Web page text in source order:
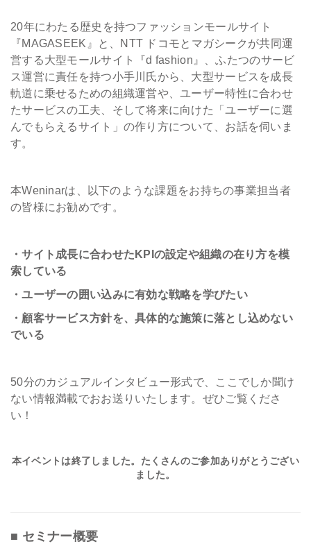
20年にわたる歴史を持つファッションモールサイト
『MAGASEEK』と、NTT ドコモとマガシークが共同運
営する大型モールサイト『d fashion』、ふたつのサービ
ス運営に責任を持つ小手川氏から、大型サービスを成長
軌道に乗せるための組織運営や、ユーザー特性に合わせ
たサービスの工夫、そして将来に向けた「ユーザーに選
んでもらえるサイト」の作り方について、お話を伺いま
す。
本Weninarは、以下のような課題をお持ちの事業担当者
の皆様にお勧めです。
・サイト成長に合わせたKPIの設定や組織の在り方を模
索している
・ユーザーの囲い込みに有効な戦略を学びたい
・顧客サービス方針を、具体的な施策に落とし込めない
でいる
50分のカジュアルインタビュー形式で、ここでしか聞け
ない情報満載でおお送りいたします。ぜひご覧くださ
い！
本イベントは終了しました。たくさんのご参加ありがとうござい
ました。
■ セミナー概要